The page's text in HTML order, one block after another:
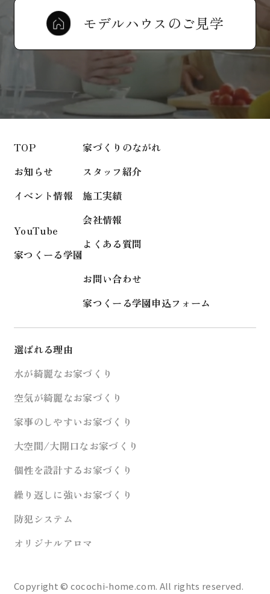
モデルハウスのご見学
TOP
お知らせ
イベント情報
YouTube
家つくーる学園
家づくりのながれ
スタッフ紹介
施工実績
会社情報
よくある質問
お問い合わせ
家つくーる学園申込フォーム
選ばれる理由
水が綺麗なお家づくり
空気が綺麗なお家づくり
家事のしやすいお家づくり
大空間/大開口なお家づくり
個性を設計するお家づくり
繰り返しに強いお家づくり
防犯システム
オリジナルアロマ
Copyright © cocochi-home.com. All rights reserved.